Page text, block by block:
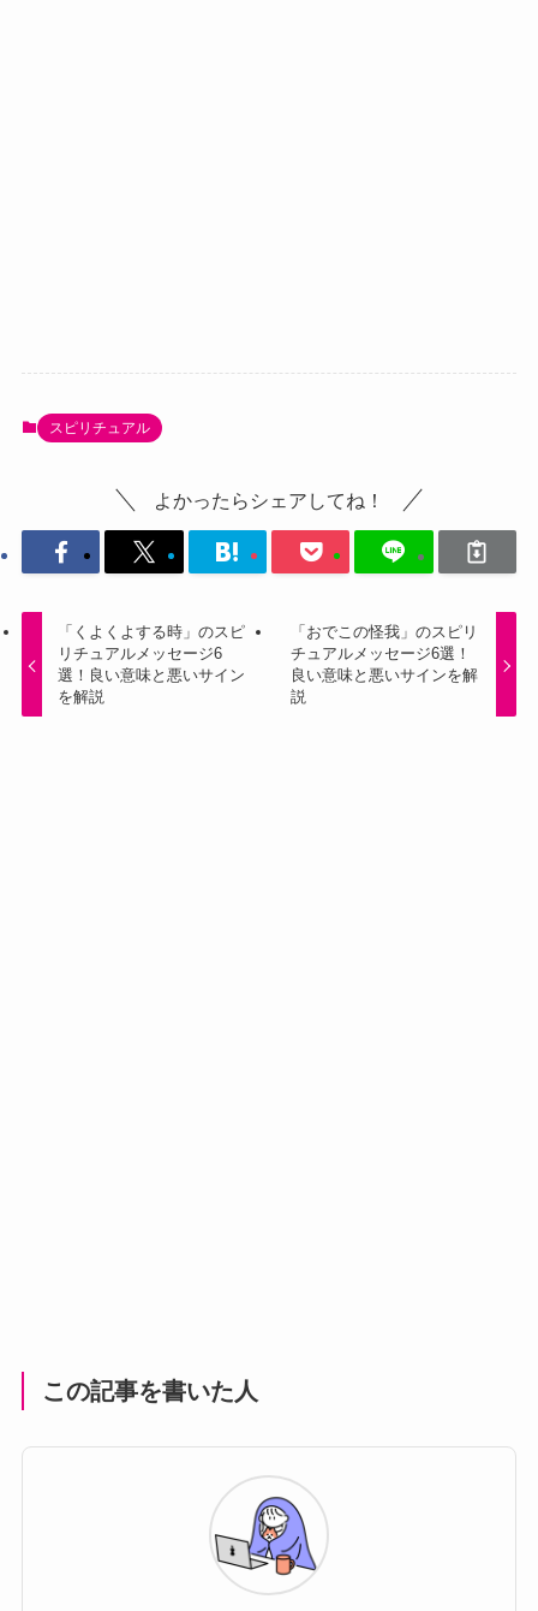
スピリチュアル
よかったらシェアしてね！
「くよくよする時」のスピ
リチュアルメッセージ6
選！良い意味と悪いサイン
を解説
「おでこの怪我」のスピリ
チュアルメッセージ6選！
良い意味と悪いサインを解
説
この記事を書いた人